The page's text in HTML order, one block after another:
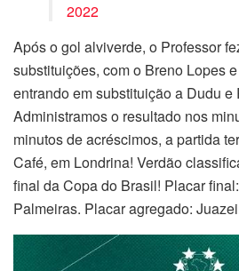
2022
Após o gol alviverde, o Professor
substituições, com o Breno Lopes
entrando em substituição a Dudu e
Administramos o resultado nos
minutos de acréscimos, a partida
Café, em Londrina! Verdão
final da Copa do Brasil! Placar
Palmeiras. Placar agregado: